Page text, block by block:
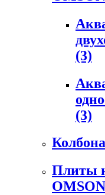
(3)
(3)
Плиты